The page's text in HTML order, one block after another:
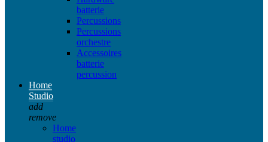
batterie
Percussions
Percussions
orchestre
Accessoires
batterie
percussion
Home
Studio
add
remove
Home
studio